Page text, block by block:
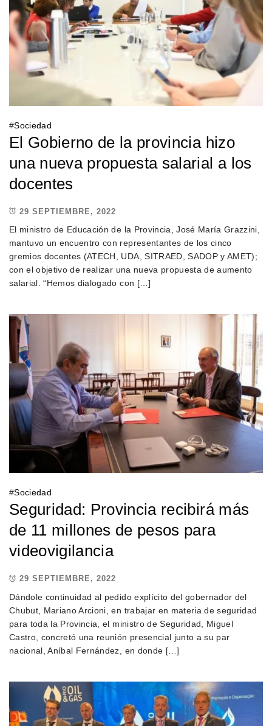
#Sociedad
El Gobierno de la provincia hizo
una nueva propuesta salarial a los
docentes
29 SEPTIEMBRE, 2022
El ministro de Educación de la Provincia, José María Grazzini,
mantuvo un encuentro con representantes de los cinco
gremios docentes (ATECH, UDA, SITRAED, SADOP y AMET);
con el objetivo de realizar una nueva propuesta de aumento
salarial. “Hemos dialogado con […]
#Sociedad
Seguridad: Provincia recibirá más
de 11 millones de pesos para
videovigilancia
29 SEPTIEMBRE, 2022
Dándole continuidad al pedido explícito del gobernador del
Chubut, Mariano Arcioni, en trabajar en materia de seguridad
para toda la Provincia, el ministro de Seguridad, Miguel
Castro, concretó una reunión presencial junto a su par
nacional, Aníbal Fernández, en donde […]